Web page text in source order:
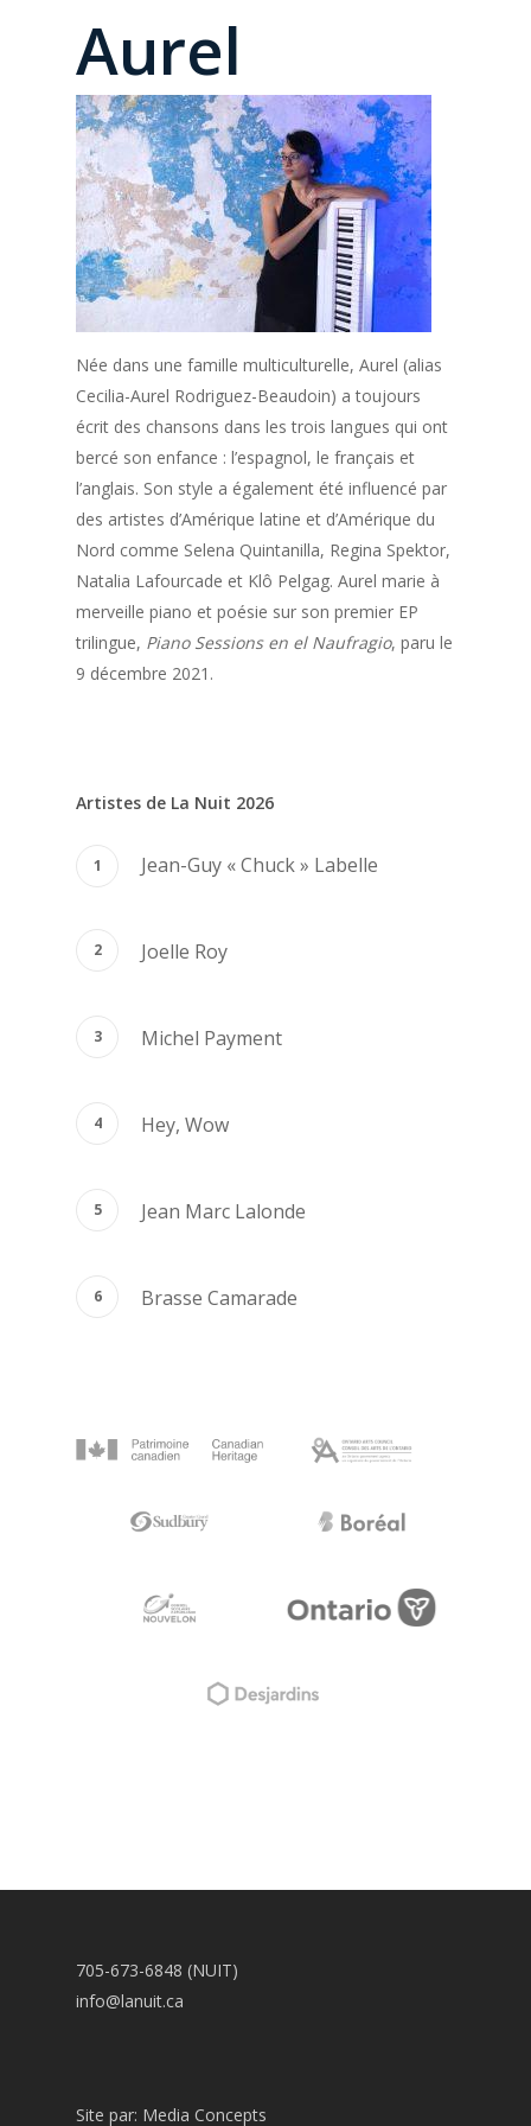
Aurel
Née dans une famille multiculturelle, Aurel (alias
Cecilia-Aurel Rodriguez-Beaudoin) a toujours
écrit des chansons dans les trois langues qui ont
bercé son enfance : l’espagnol, le français et
l’anglais. Son style a également été influencé par
des artistes d’Amérique latine et d’Amérique du
Nord comme Selena Quintanilla, Regina Spektor,
Natalia Lafourcade et Klô Pelgag. Aurel marie à
merveille piano et poésie sur son premier EP
trilingue, Piano Sessions en el Naufragio, paru le
9 décembre 2021.
Artistes de La Nuit 2026
Jean-Guy « Chuck » Labelle
Joelle Roy
Michel Payment
Hey, Wow
Jean Marc Lalonde
Brasse Camarade
705-673-6848 (NUIT)
info@lanuit.ca
Site par: Media Concepts